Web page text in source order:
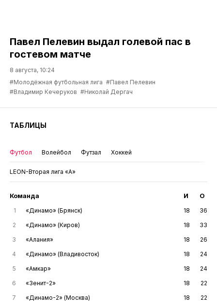
Павел Пелевин выдал голевой пас в
гостевом матче
8 августа, 10:24
#Молодёжная футбольная лига #Павел Пелевин
#Владимир Кечеруков #Николай Дергач
ТАБЛИЦЫ
Футбол Волейбол Футзал Хоккей
LEON-Вторая лига «А»
Команда И О
1 «Динамо» (Брянск) 18
36
2
«Динамо» (Киров) 18
33
3
«Алания» 18
26
4
«Динамо» (Владивосток) 18
24
5
«Амкар» 18
24
6
«Зенит-2» 18
22
7
«Динамо-2» (Москва) 18
22